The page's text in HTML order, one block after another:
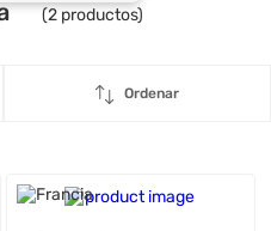
(2 productos)
Ordenar